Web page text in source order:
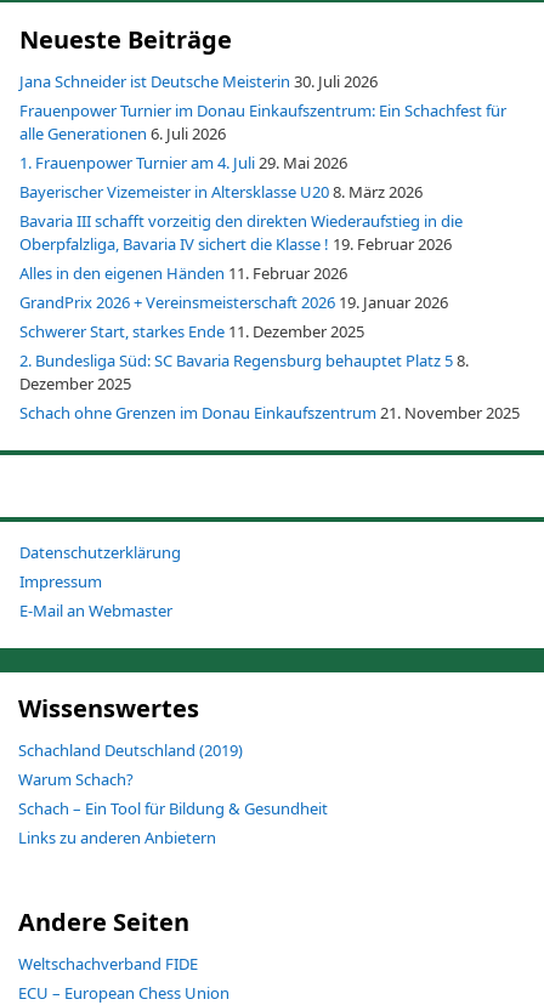
Neueste Beiträge
Jana Schneider ist Deutsche Meisterin 30. Juli 2026
Frauenpower Turnier im Donau Einkaufszentrum: Ein Schachfest für
alle Generationen 6. Juli 2026
1. Frauenpower Turnier am 4. Juli 29. Mai 2026
Bayerischer Vizemeister in Altersklasse U208. März 2026
Bavaria III schafft vorzeitig den direkten Wiederaufstieg in die
Oberpfalzliga, Bavaria IV sichert die Klasse ! 19. Februar 2026
Alles in den eigenen Händen 11. Februar 2026
GrandPrix 2026 + Vereinsmeisterschaft 2026 19. Januar 2026
Schwerer Start, starkes Ende 11. Dezember 2025
2. Bundesliga Süd: SC Bavaria Regensburg behauptet Platz 58.
Dezember 2025
Schach ohne Grenzen im Donau Einkaufszentrum 21. November 2025
Datenschutzerklärung
Impressum
E-Mail an Webmaster
Wissenswertes
Schachland Deutschland (2019)
Warum Schach?
Schach – Ein Tool für Bildung & Gesundheit
Links zu anderen Anbietern
Andere Seiten
Weltschachverband FIDE
ECU – European Chess Union